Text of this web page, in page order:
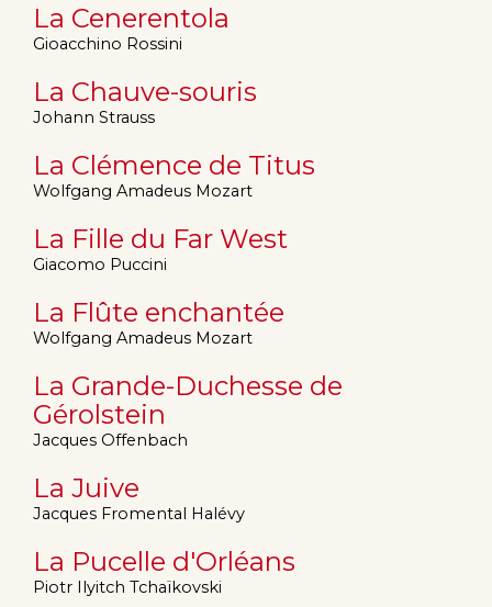
La Cenerentola
Gioacchino Rossini
La Chauve-souris
Johann Strauss
La Clémence de Titus
Wolfgang Amadeus Mozart
La Fille du Far West
Giacomo Puccini
La Flûte enchantée
Wolfgang Amadeus Mozart
La Grande-Duchesse de
Gérolstein
Jacques Offenbach
La Juive
Jacques Fromental Halévy
La Pucelle d'Orléans
Piotr Ilyitch Tchaïkovski